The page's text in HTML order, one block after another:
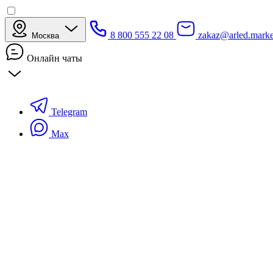
Москва 8 800 555 22 08
Онлайн чаты
Telegram
Max